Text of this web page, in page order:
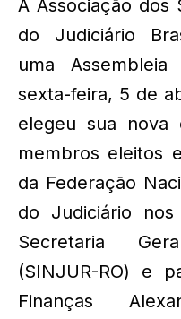
A Associação dos
do Judiciário
uma
sexta-feira, 5 de
elegeu sua nova
membros eleitos
da Federação
do Judiciário nos
Secretaria
(SINJUR-RO) e
Finanças